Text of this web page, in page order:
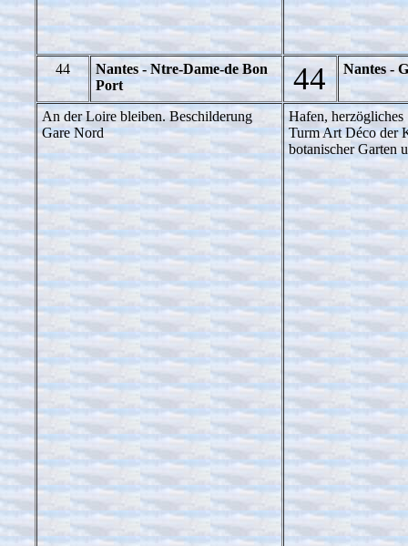
44
Nantes - Ntre-Dame-de Bon
Port
44 Nantes -
An der Loire bleiben. Beschilderung
Gare Nord
Hafen,
Turm Art Déco der
botanischer Garten